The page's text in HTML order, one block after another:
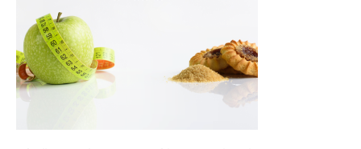
doorbreek
je
het
patroon